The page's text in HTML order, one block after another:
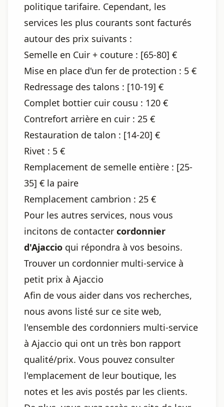
politique tarifaire. Cependant, les
services les plus courants sont facturés
autour des prix suivants :
Semelle en Cuir + couture : [65-80] €
Mise en place d'un fer de protection : 5 €
Redressage des talons : [10-19] €
Complet bottier cuir cousu : 120 €
Contrefort arrière en cuir : 25 €
Restauration de talon : [14-20] €
Rivet : 5 €
Remplacement de semelle entière : [25-
35] € la paire
Remplacement cambrion : 25 €
Pour les autres services, nous vous
incitons de contacter cordonnier
d'Ajaccio qui répondra à vos besoins.
Trouver un cordonnier multi-service à
petit prix à Ajaccio
Afin de vous aider dans vos recherches,
nous avons listé sur ce site web,
l'ensemble des cordonniers multi-service
à Ajaccio qui ont un très bon rapport
qualité/prix. Vous pouvez consulter
l'emplacement de leur boutique, les
notes et les avis postés par les clients.